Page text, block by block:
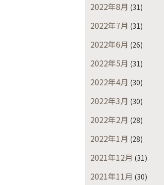
2022年8月 (31)
2022年7月 (31)
2022年6月 (26)
2022年5月 (31)
2022年4月 (30)
2022年3月 (30)
2022年2月 (28)
2022年1月 (28)
2021年12月 (31)
2021年11月 (30)